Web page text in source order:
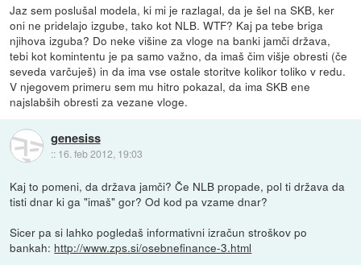
Jaz sem poslušal modela, ki mi je razlagal, da je šel na SKB, ker
oni ne pridelajo izgube, tako kot NLB. WTF? Kaj pa tebe briga
njihova izguba? Do neke višine za vloge na banki jamči država,
tebi kot komintentu je pa samo važno, da imaš čim višje obresti (če
seveda varčuješ) in da ima vse ostale storitve kolikor toliko v redu.
V njegovem primeru sem mu hitro pokazal, da ima SKB ene
najslabših obresti za vezane vloge.
genesiss
:: 16. feb 2012, 19:03
Kaj to pomeni, da država jamči? Če NLB propade, pol ti država da
tisti dnar ki ga "imaš" gor? Od kod pa vzame dnar?
Sicer pa si lahko pogledaš informativni izračun stroškov po
bankah: http://www.zps.si/osebnefinance-3.html